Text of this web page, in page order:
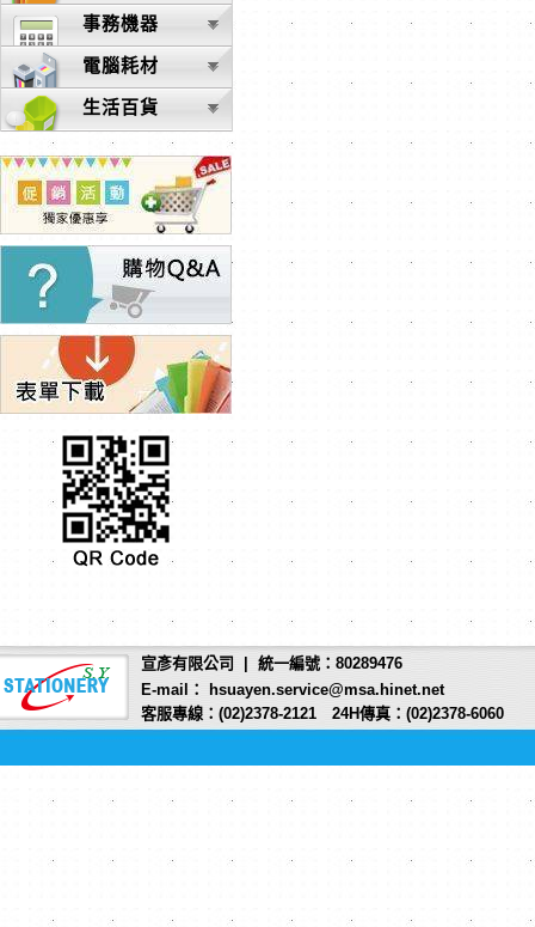
事務機器
電腦耗材
生活百貨
宣彥有限公司 | 統一編號：80289476
E-mail： hsuayen.service@msa.hinet.net
客服專線：(02)2378-2121 24H傳真：(02)2378-6060